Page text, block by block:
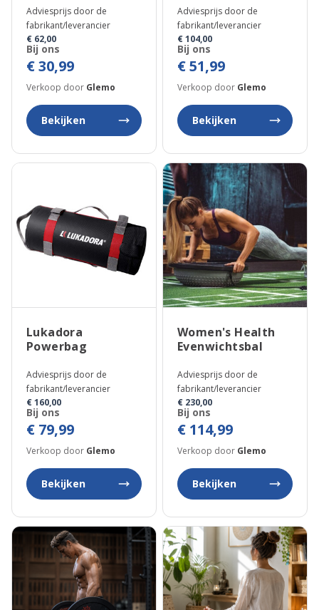
Adviesprijs door de
fabrikant/leverancier
€ 62,00
Bij ons
€ 30,99
Verkoop door Glemo
Bekijken
Adviesprijs door de
fabrikant/leverancier
€ 104,00
Bij ons
€ 51,99
Verkoop door Glemo
Bekijken
Lukadora
Powerbag
Adviesprijs door de
fabrikant/leverancier
€ 160,00
Bij ons
€ 79,99
Verkoop door Glemo
Bekijken
Women's Health
Evenwichtsbal
Adviesprijs door de
fabrikant/leverancier
€ 230,00
Bij ons
€ 114,99
Verkoop door Glemo
Bekijken